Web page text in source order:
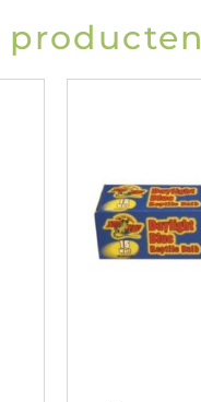
producten